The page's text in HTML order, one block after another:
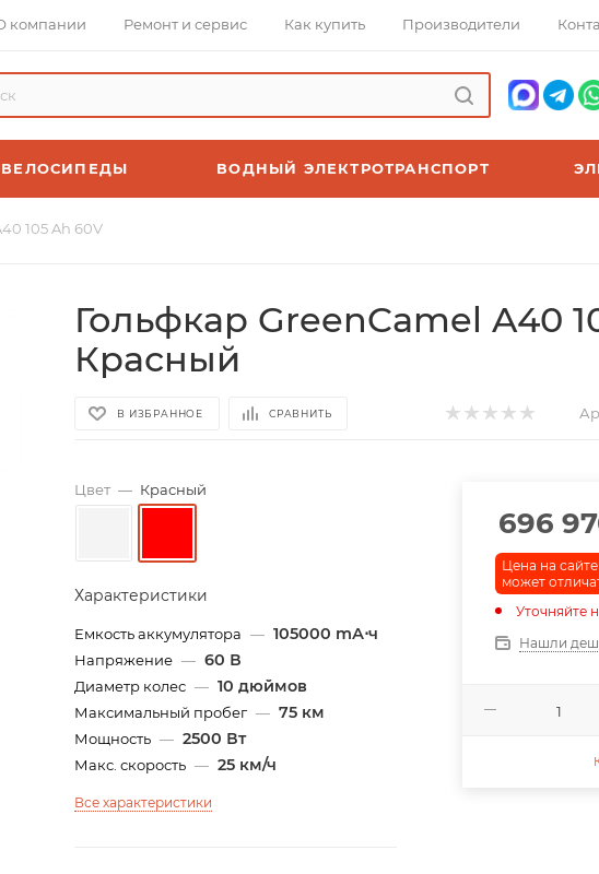
компании Ремонт и сервис Как купить Производители
ВОДНЫЙ ЭЛЕКТРОТРАНСПОРТ
105 Ah 60V
Гольфкар GreenCamel A40
Красный
В ИЗБРАННОЕ СРАВНИТЬ
Цвет — Красный
Характеристики
Емкость аккумулятора — 105000 mА⋅ч
Напряжение — 60 В
Диаметр колес — 10 дюймов
Максимальный пробег — 75 км
Мощность — 2500 Вт
Макс. скорость — 25 км/ч
Все характеристики
696
Цена на
может
Уточняйте
Нашли